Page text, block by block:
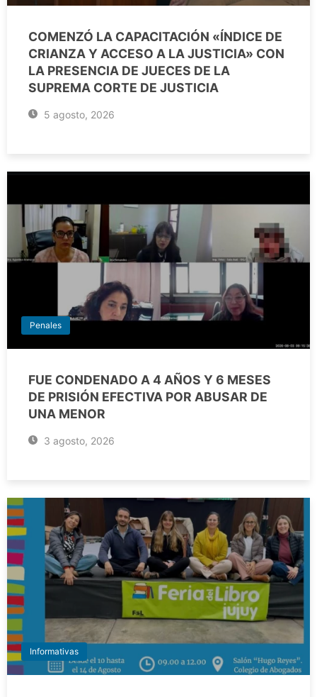
COMENZÓ LA CAPACITACIÓN «ÍNDICE DE
CRIANZA Y ACCESO A LA JUSTICIA» CON
LA PRESENCIA DE JUECES DE LA
SUPREMA CORTE DE JUSTICIA
5 agosto, 2026
Penales
FUE CONDENADO A 4 AÑOS Y 6 MESES
DE PRISIÓN EFECTIVA POR ABUSAR DE
UNA MENOR
3 agosto, 2026
Informativas